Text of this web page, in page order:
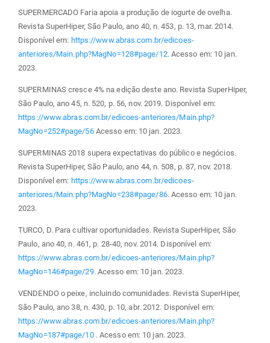
SUPERMERCADO Faria apoia a produção de iogurte de ovelha.
Revista SuperHiper, São Paulo, ano 40, n. 453, p. 13, mar. 2014.
Disponível em: https://www.abras.com.br/edicoes-
anteriores/Main.php?MagNo=128#page/12. Acesso em: 10 jan.
2023.
SUPERMINAS cresce 4% na edição deste ano. Revista SuperHiper,
São Paulo, ano 45, n. 520, p. 56, nov. 2019. Disponível em:
https://www.abras.com.br/edicoes-anteriores/Main.php?
MagNo=252#page/56Acesso em: 10 jan. 2023.
SUPERMINAS 2018 supera expectativas do público e negócios.
Revista SuperHiper, São Paulo, ano 44, n. 508, p. 87, nov. 2018.
Disponível em: https://www.abras.com.br/edicoes-
anteriores/Main.php?MagNo=238#page/86. Acesso em: 10 jan.
2023.
TURCO, D. Para cultivar oportunidades. Revista SuperHiper, São
Paulo, ano 40, n. 461, p. 28-40, nov. 2014. Disponível em:
https://www.abras.com.br/edicoes-anteriores/Main.php?
MagNo=146#page/29. Acesso em: 10 jan. 2023.
VENDENDO o peixe, incluindo comunidades. Revista SuperHiper,
São Paulo, ano 38, n. 430, p. 10, abr. 2012. Disponível em:
https://www.abras.com.br/edicoes-anteriores/Main.php?
MagNo=187#page/10. Acesso em: 10 jan. 2023.